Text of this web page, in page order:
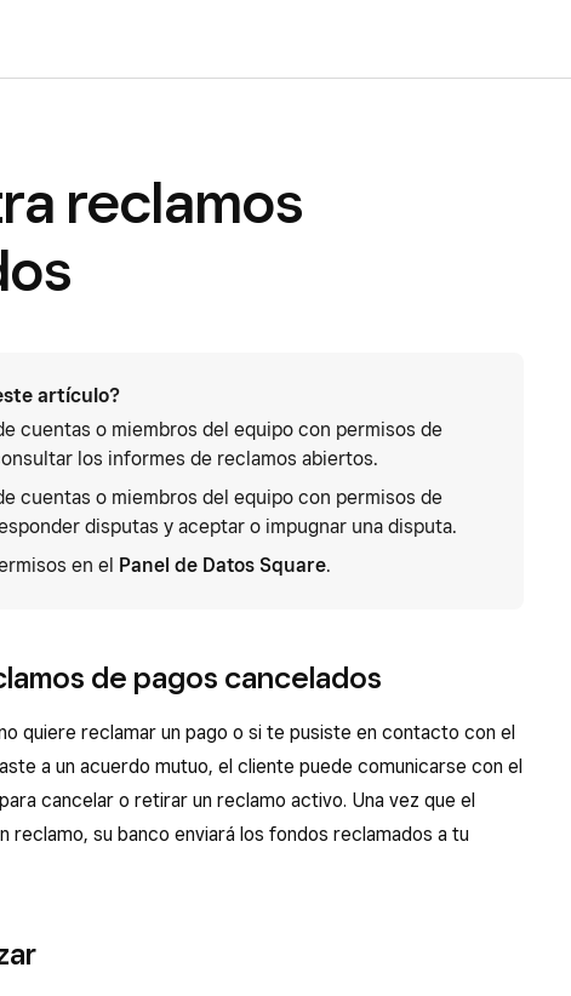
reclamos
artículo?
cuentas o miembros del equipo con permisos de
los informes de reclamos abiertos.
cuentas o miembros del equipo con permisos de
disputas y aceptar o impugnar una disputa.
en el Panel de Datos Square.
de pagos cancelados
quiere reclamar un pago o si te pusiste en contacto con el
a un acuerdo mutuo, el cliente puede comunicarse con el
cancelar o retirar un reclamo activo. Una vez que el
reclamo, su banco enviará los fondos reclamados a tu